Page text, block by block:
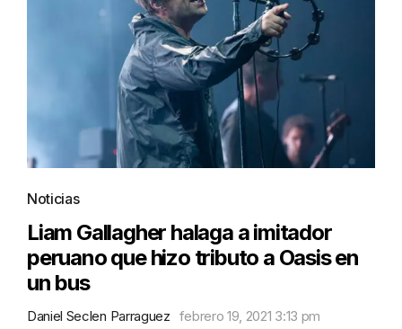
Noticias
Liam Gallagher halaga a imitador
peruano que hizo tributo a Oasis en
un bus
Daniel Seclen Parraguez febrero 19, 2021 3:13 pm